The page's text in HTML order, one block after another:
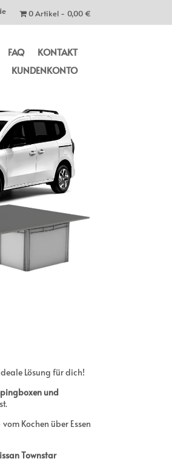
0 Artikel 0,00 €
FAQ
KONTAKT
KUNDENKONTO
Lösung für dich!
und
Kochen über Essen
Townstar